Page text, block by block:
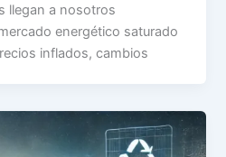
llegan a nosotros
energético saturado
inflados, cambios